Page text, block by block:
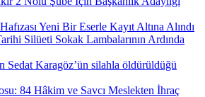
Yeni Bir Eserle Kayıt Altına Alındı
Silüeti Sokak Lambalarının Ardında
Sedat Karagöz’ün silahla öldürüldüğü
84 Hâkim ve Savcı Meslekten İhraç